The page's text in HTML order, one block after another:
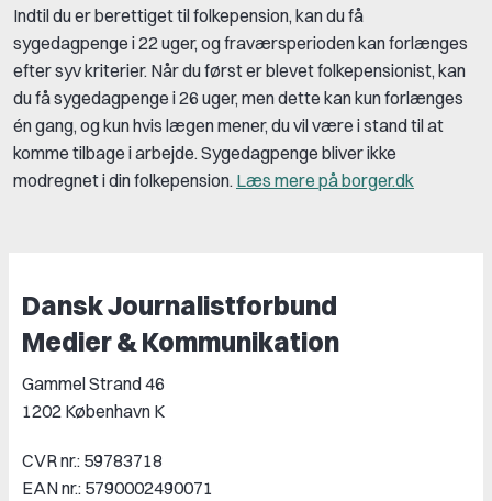
Indtil du er berettiget til folkepension, kan du få
sygedagpenge i 22 uger, og fraværsperioden kan forlænges
efter syv kriterier. Når du først er blevet folkepensionist, kan
du få sygedagpenge i 26 uger, men dette kan kun forlænges
én gang, og kun hvis lægen mener, du vil være i stand til at
komme tilbage i arbejde. Sygedagpenge bliver ikke
modregnet i din folkepension. Læs mere på borger.dk
Dansk Journalistforbund
Medier & Kommunikation
Gammel Strand 46
1202 København K
CVR nr.: 59783718
EAN nr.: 5790002490071